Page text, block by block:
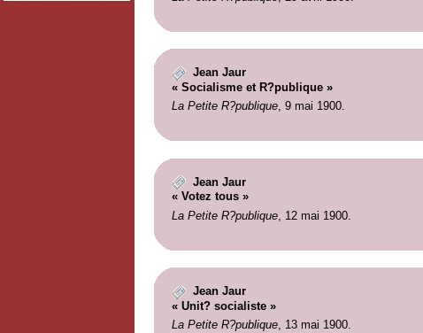
Jean Jaur
« Socialisme et R?publique »
La Petite R?publique, 9 mai 1900.
Jean Jaur
« Votez tous »
La Petite R?publique, 12 mai 1900.
Jean Jaur
« Unit? socialiste »
La Petite R?publique, 13 mai 1900.